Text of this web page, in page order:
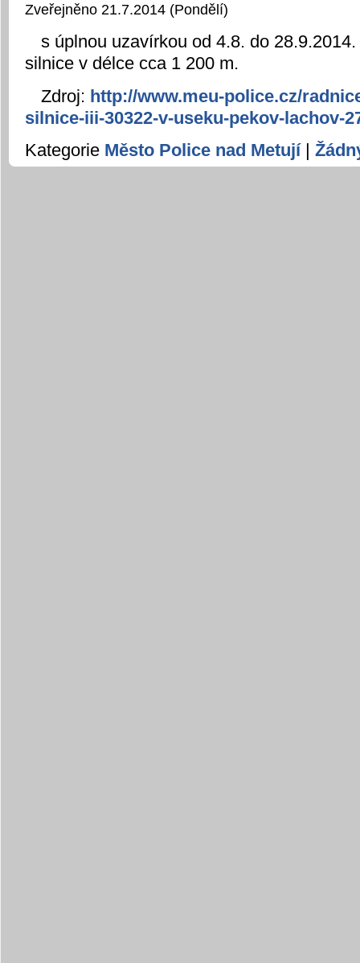
Zveřejněno 21.7.2014 (Pondělí)
s úplnou uzavírkou od 4.8. do
silnice v délce cca 1 200 m.
Zdroj: http://www.meu-police.cz/
silnice-iii-30322-v-useku-pekov-lachov-
Kategorie Město Police nad Metují|